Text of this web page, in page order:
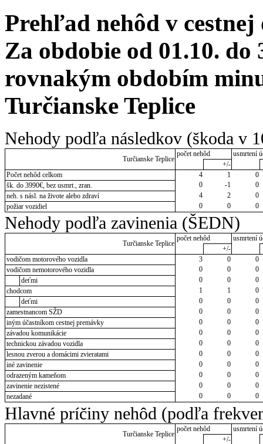
Prehľad nehôd v cestnej
Za obdobie od 01.10. do
rovnakým obdobím
Turčianske Teplice
Nehody podľa následkov (škoda v
Turčianske Teplice
počet nehôd
usmrtení
+/-
Počet nehôd celkom
4 1
0
šk. do 3990€, bez usmrt., zran.
0 -1
0
neh. s násl. na živote alebo zdraví
4 2
0
požiar vozidiel
0 0 0
Nehody podľa zavinenia (ŠEDN)
Turčianske Teplice
počet nehôd
usmrtení
+/-
vodičom motorového vozidla
3 0
0
vodičom nemotorového vozidla
0 0
0
deťmi
0 0
0
chodcom
1 1
0
deťmi
0 0
0
zamestnancom SŽD
0 0
0
iným účastníkom cestnej premávky
0 0
0
závadou komunikácie
0 0
0
technickou závadou vozidla
0 0
0
lesnou zverou a domácimi zvieratami
0 0
0
iné zavinenie
0 0
0
odrazeným kameňom
0 0
0
zavinenie nezistené
0 0
0
nezadané
0 0 0
Hlavné príčiny nehôd (podľa
Turčianske Teplice
počet nehôd
usmrtení
+/-